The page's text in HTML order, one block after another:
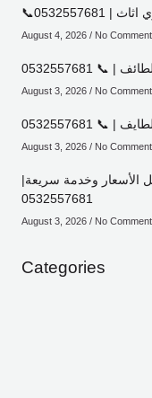
| نشتري اثاث
August 4, 2026 No
0532557681
August 3, 2026 No
📞 0532557681
August 3, 2026 No
وخدمة سريعة|
0532557681
August 3, 2026 No
Categories